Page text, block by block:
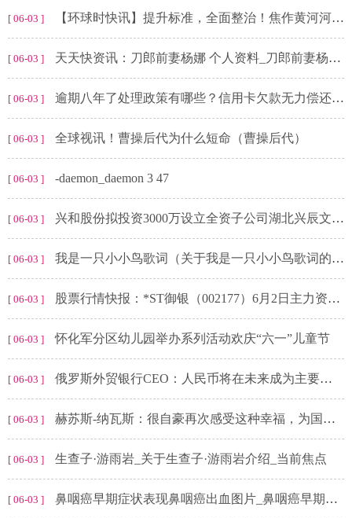
[ 06-03 ] 【环球时快讯】提升标准，全面整治！焦作黄河河务局清除高杆杂草扮靓大堤
[ 06-03 ] 天天快资讯：刀郎前妻杨娜 个人资料_刀郎前妻杨娜个人资料
[ 06-03 ] 逾期八年了处理政策有哪些？信用卡欠款无力偿还怎么办？-动态焦点
[ 06-03 ] 全球视讯！曹操后代为什么短命（曹操后代）
[ 06-03 ] -daemon_daemon 3 47
[ 06-03 ] 兴和股份拟投资3000万设立全资子公司湖北兴辰文化体育发展有限公司
[ 06-03 ] 我是一只小小鸟歌词（关于我是一只小小鸟歌词的基本详情介绍）
[ 06-03 ] 股票行情快报：*ST御银（002177）6月2日主力资金净买入367.66万元
[ 06-03 ] 怀化军分区幼儿园举办系列活动欢庆“六一”儿童节
[ 06-03 ] 俄罗斯外贸银行CEO：人民币将在未来成为主要的储备和结算货币-全球新消息
[ 06-03 ] 赫苏斯-纳瓦斯：很自豪再次感受这种幸福，为国家队踢球意义重大_世界快资讯
[ 06-03 ] 生查子·游雨岩_关于生查子·游雨岩介绍_当前焦点
[ 06-03 ] 鼻咽癌早期症状表现鼻咽癌出血图片_鼻咽癌早期症状表现